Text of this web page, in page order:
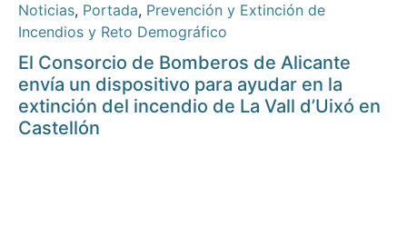
Noticias, Portada, Prevención y Extinción de
Incendios y Reto Demográfico
El Consorcio de Bomberos de Alicante
envía un dispositivo para ayudar en la
extinción del incendio de La Vall d’Uixó en
Castellón